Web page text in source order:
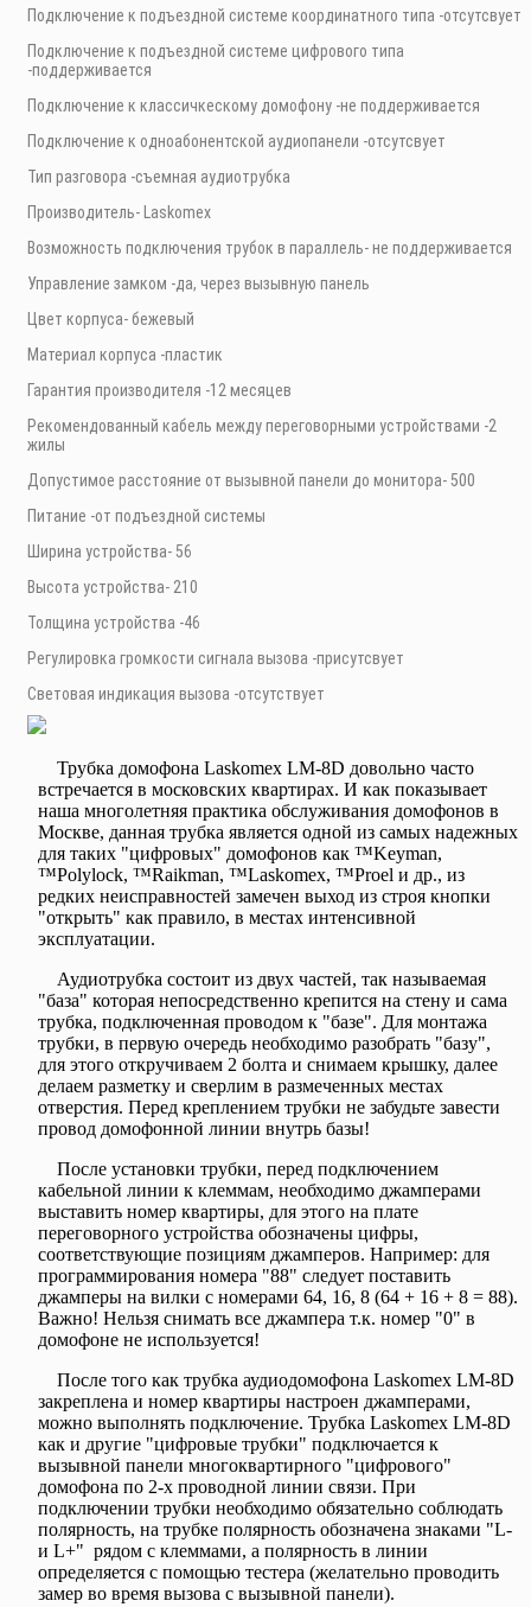
Подключение к подъездной системе координатного типа -отсутсвует
Подключение к подъездной системе цифрового типа
-поддерживается
Подключение к классичкескому домофону -не поддерживается
Подключение к одноабонентской аудиопанели -отсутсвует
Тип разговора -съемная аудиотрубка
Производитель- Laskomex
Возможность подключения трубок в параллель- не поддерживается
Управление замком -да, через вызывную панель
Цвет корпуса- бежевый
Материал корпуса -пластик
Гарантия производителя -12 месяцев
Рекомендованный кабель между переговорными устройствами -2
жилы
Допустимое расстояние от вызывной панели до монитора- 500
Питание -от подъездной системы
Ширина устройства- 56
Высота устройства- 210
Толщина устройства -46
Регулировка громкости сигнала вызова -присутсвует
Световая индикация вызова -отсутствует
Трубка домофона Laskomex LM-8D довольно часто
встречается в московских квартирах. И как показывает
наша многолетняя практика обслуживания домофонов в
Москве, данная трубка является одной из самых надежных
для таких "цифровых" домофонов как ™Keyman,
™Polylock, ™Raikman, ™Laskomex, ™Proel и др., из
редких неисправностей замечен выход из строя кнопки
"открыть" как правило, в местах интенсивной
эксплуатации.
Аудиотрубка состоит из двух частей, так называемая
"база" которая непосредственно крепится на стену и сама
трубка, подключенная проводом к "базе". Для монтажа
трубки, в первую очередь необходимо разобрать "базу",
для этого откручиваем 2 болта и снимаем крышку, далее
делаем разметку и сверлим в размеченных местах
отверстия. Перед креплением трубки не забудьте завести
провод домофонной линии внутрь базы!
После установки трубки, перед подключением
кабельной линии к клеммам, необходимо джамперами
выставить номер квартиры, для этого на плате
переговорного устройства обозначены цифры,
соответствующие позициям джамперов. Например: для
программирования номера "88" следует поставить
джамперы на вилки с номерами 64, 16, 8 (64 + 16 + 8 = 88).
Важно! Нельзя снимать все джампера т.к. номер "0" в
домофоне не используется!
После того как трубка аудиодомофона Laskomex LM-8D
закреплена и номер квартиры настроен джамперами,
можно выполнять подключение. Трубка Laskomex LM-8D
как и другие "цифровые трубки" подключается к
вызывной панели многоквартирного "цифрового"
домофона по 2-х проводной линии связи. При
подключении трубки необходимо обязательно соблюдать
полярность, на трубке полярность обозначена знаками "L-
и L+" рядом с клеммами, а полярность в линии
определяется с помощью тестера (желательно проводить
замер во время вызова с вызывной панели).